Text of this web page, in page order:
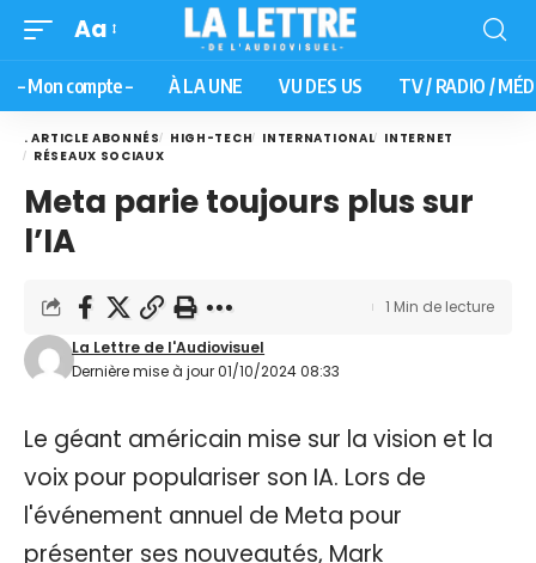
Aa
– Mon compte – À LA UNE VU DES US TV / RADIO /
. ARTICLE ABONNÉS HIGH-TECH INTERNATIONAL INTERNET
RÉSEAUX SOCIAUX
Meta parie toujours plus sur
l’IA
Dernière mise à jour 01/10/2024 08:33
La Lettre de l'Audiovisuel
1 Min de lecture
Le géant américain mise sur la vision et la
voix pour populariser son IA. Lors de
l'événement annuel de Meta pour
présenter ses nouveautés, Mark